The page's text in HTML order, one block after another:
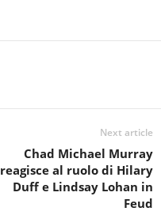
Next article
Chad Michael Murray
reagisce al ruolo di Hilary
Duff e Lindsay Lohan in
Feud